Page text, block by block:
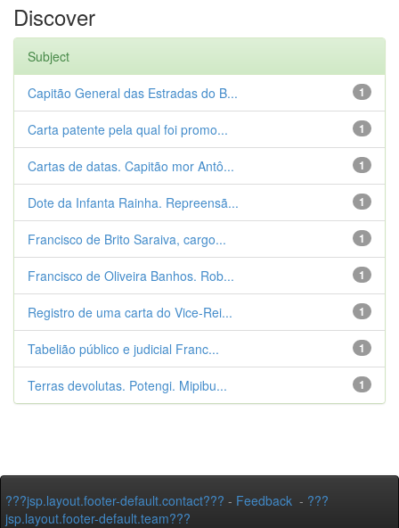
Discover
Subject
1
Capitão General das Estradas do B...
1
Carta patente pela qual foi promo...
1
Cartas de datas. Capitão mor Antô...
1
Dote da Infanta Rainha. Repreensã...
1
Francisco de Brito Saraiva, cargo...
1
Francisco de Oliveira Banhos. Rob...
1
Registro de uma carta do Vice-Rei...
1
Tabelião público e judicial Franc...
1
Terras devolutas. Potengi. Mipibu...
???jsp.layout.footer-default.contact??? - Feedback - ???
jsp.layout.footer-default.team???